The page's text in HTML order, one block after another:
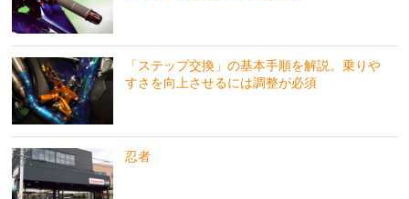
「ステップ交換」の基本手順を解説。乗りや
すさを向上させるには調整が必須
忍者